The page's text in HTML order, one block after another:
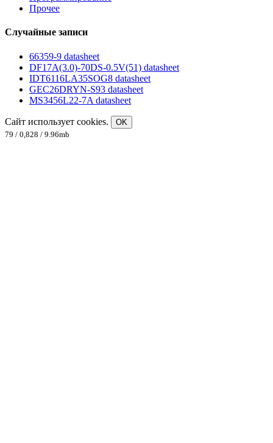
Прочее
Случайные записи
66359-9 datasheet
DF17A(3.0)-70DS-0.5V(51) datasheet
IDT6116LA35SOG8 datasheet
GEC26DRYN-S93 datasheet
MS3456L22-7A datasheet
Сайт использует cookies.
OK
79 / 0,828 / 9.96mb